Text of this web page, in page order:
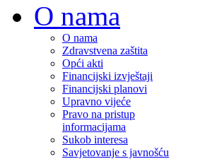
O nama
O nama
Zdravstvena zaštita
Opći akti
Financijski izvještaji
Financijski planovi
Upravno vijeće
Pravo na pristup
informacijama
Sukob interesa
Savjetovanje s javnošću